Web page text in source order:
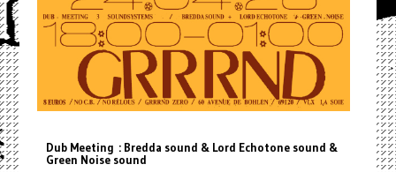
Dub Meeting : Bredda sound & Lord Echotone sound &
Green Noise sound